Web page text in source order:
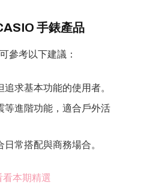
手錶產品
參考以下建議：
求基本功能的使用者。
等進階功能，適合戶外活
常搭配與商務場合。
看本期精選